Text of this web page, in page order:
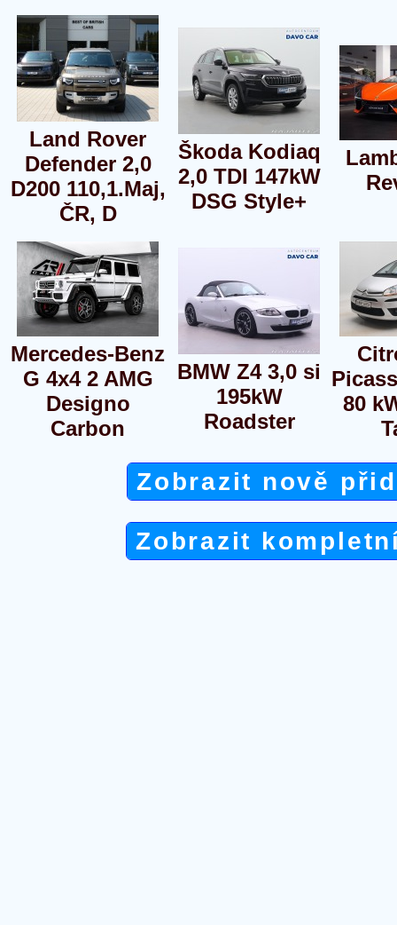
Land Rover
Defender 2,0
D200 110,1.Maj,
ČR, D
Škoda Kodiaq
2,0 TDI 147kW
DSG Style+
Mercedes-Benz
G 4x4 2 AMG
Designo
Carbon
BMW Z4 3,0 si
195kW
Roadster
80
Zobrazit nově
Zobrazit